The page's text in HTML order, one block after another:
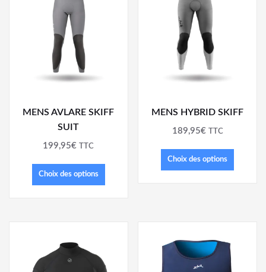
MENS AVLARE SKIFF
SUIT
199,95€ TTC
Choix des options
MENS HYBRID SKIFF
189,95€ TTC
Choix des options